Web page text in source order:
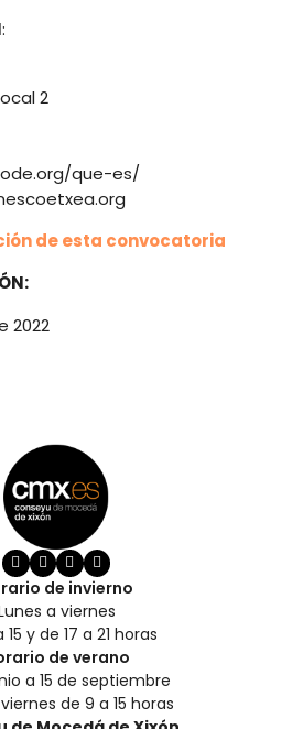
:
2
que-es/
de esta convocatoria
2022
de invierno
a viernes
y de 17 a 21 horas
de verano
a 15 de septiembre
de 9 a 15 horas